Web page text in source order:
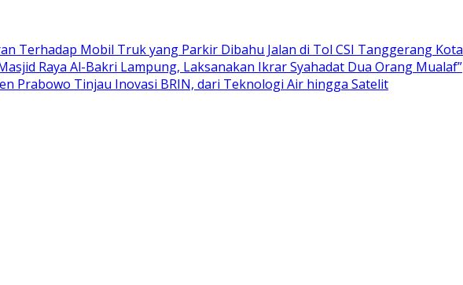
Terhadap Mobil Truk yang Parkir Dibahu Jalan di Tol CSI Tanggerang Kota
Raya Al-Bakri Lampung, Laksanakan Ikrar Syahadat Dua Orang Mualaf”
Prabowo Tinjau Inovasi BRIN, dari Teknologi Air hingga Satelit